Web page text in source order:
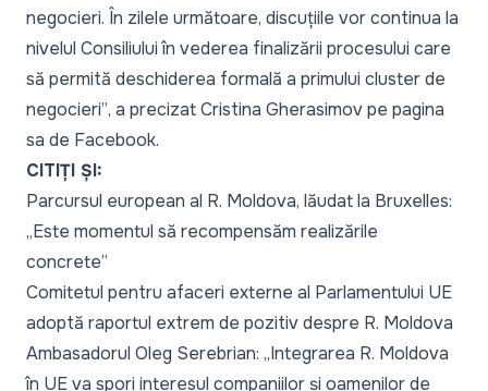
negocieri. În zilele următoare, discuțiile vor continua la
nivelul Consiliului în vederea finalizării procesului care
să permită deschiderea formală a primului cluster de
negocieri”, a precizat Cristina Gherasimov pe pagina
sa de Facebook.
CITIȚI ȘI:
Parcursul european al R. Moldova, lăudat la Bruxelles:
„Este momentul să recompensăm realizările
concrete”
Comitetul pentru afaceri externe al Parlamentului UE
adoptă raportul extrem de pozitiv despre R. Moldova
Ambasadorul Oleg Serebrian: „Integrarea R. Moldova
în UE va spori interesul companiilor și oamenilor de